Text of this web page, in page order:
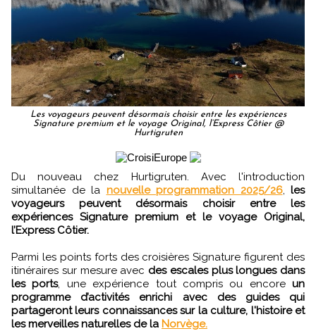
Les voyageurs peuvent désormais choisir entre les expériences
Signature premium et le voyage Original, l’Express Côtier @
Hurtigruten
Du nouveau chez Hurtigruten. Avec l'introduction
simultanée de la nouvelle programmation 2025/26, les
voyageurs peuvent désormais choisir entre les
expériences Signature premium et le voyage Original,
l’Express Côtier.
Parmi les points forts des croisières Signature figurent des
itinéraires sur mesure avec des escales plus longues dans
les ports, une expérience tout compris ou encore un
programme d’activités enrichi avec des guides qui
partageront leurs connaissances sur la culture, l'histoire et
les merveilles naturelles de la Norvège.